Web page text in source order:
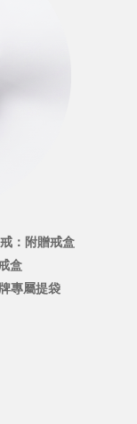
：附贈戒盒
盒
專屬提袋